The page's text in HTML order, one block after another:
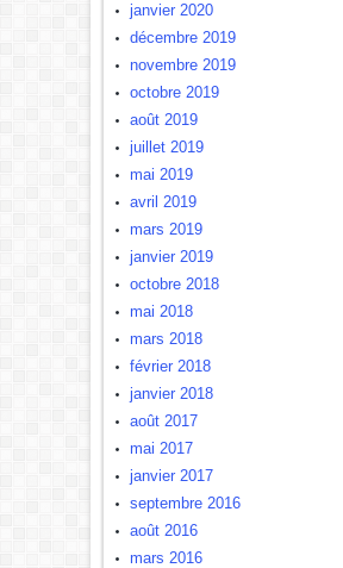
janvier 2020
décembre 2019
novembre 2019
octobre 2019
août 2019
juillet 2019
mai 2019
avril 2019
mars 2019
janvier 2019
octobre 2018
mai 2018
mars 2018
février 2018
janvier 2018
août 2017
mai 2017
janvier 2017
septembre 2016
août 2016
mars 2016